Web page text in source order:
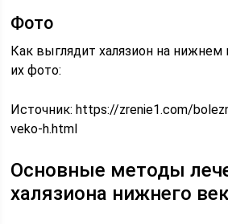
Фото
Как выглядит халязион на
их фото:
Источник:https://zrenie1.com/
veko-h.html
Основные методы
халязиона нижнего